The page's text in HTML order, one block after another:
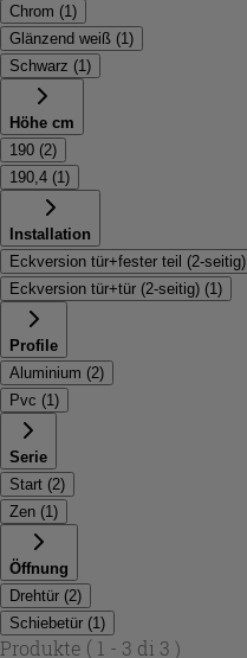
Chrom (1 )
Glänzend weiß (1 )
Schwarz (1 )
Höhe cm
190 (2)
190,4 (1 )
Installation
Eckversion tür+fester teil (2-seitig)
Eckversion tür+tür (2-seitig) (1 )
Profile
Aluminium (2)
Pvc (1 )
Serie
Start (2)
Zen (1 )
Öffnung
Drehtür (2)
Schiebetür (1 )
Produkte ( 1 - 3 di 3 )